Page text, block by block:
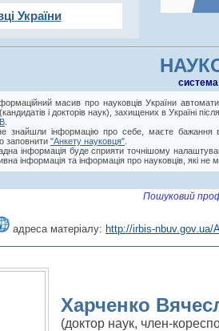
України
cистема
масив про науковців України
і докторів наук), захищених в Україні
знайшли інформацію про себе, маєте бажання
заповнити "Анкету науковця"
інформація буде сприяти точнішому
інформація та інформація про науковців, які не
Пошуковий
адреса матеріалу: http://irbis-nbuv.gov.ua/
Харченко
(доктор наук, член-